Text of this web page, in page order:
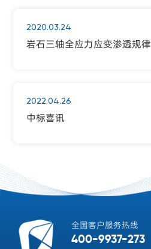
2020.03.24
岩石三轴全应力应变渗透规律
2022.04.26
中标喜讯
全国客户服务热线
400-9937-273